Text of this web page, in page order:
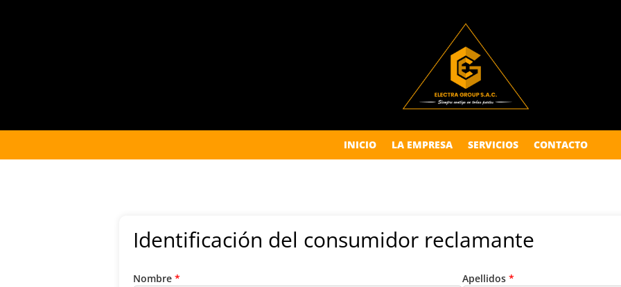
INICIO LA EMPRESA SERVICIOS CONTACTO
Identificación del consumidor reclamante
Nombre * Apellidos *